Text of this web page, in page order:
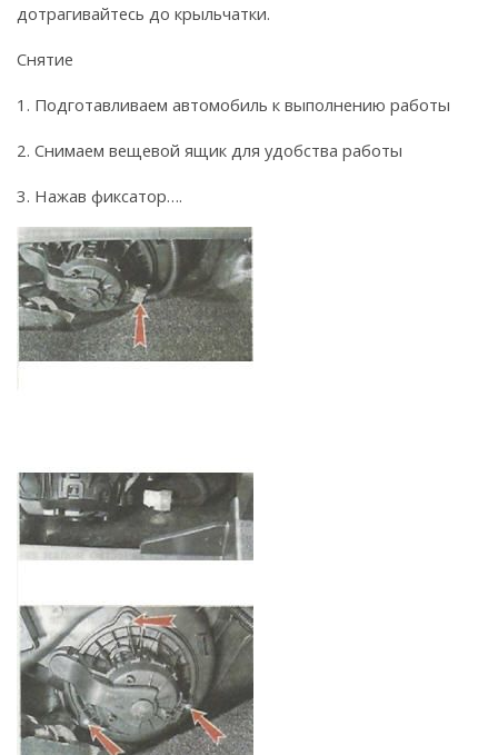
дотрагивайтесь до крыльчатки.
Снятие
1. Подготавливаем автомобиль к выполнению работы
2. Снимаем вещевой ящик для удобства работы
3. Нажав фиксатор….